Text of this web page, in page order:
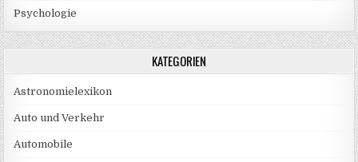
Psychologie
KATEGORIEN
Astronomielexikon
Auto und Verkehr
Automobile